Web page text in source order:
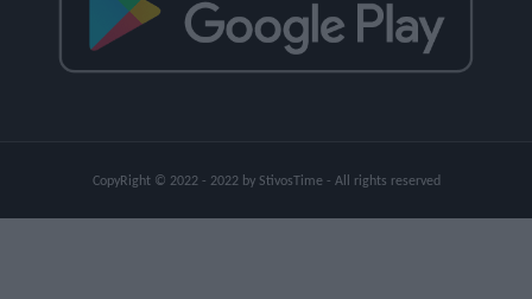
CopyRight © 2022 - 2022 by StivosTime - All rights reserved